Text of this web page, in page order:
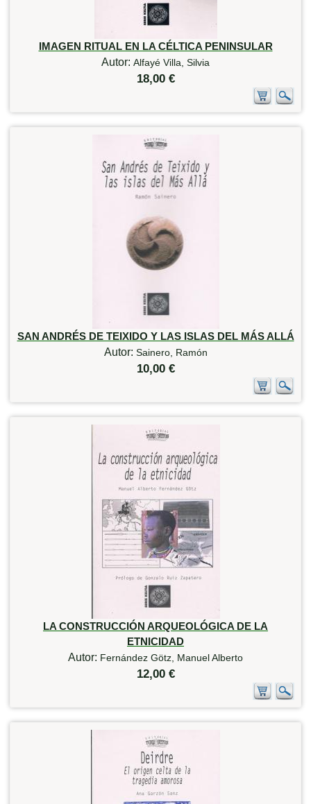
IMAGEN RITUAL EN LA CÉLTICA PENINSULAR
Autor: Alfayé Villa, Silvia
18,00 €
SAN ANDRÉS DE TEIXIDO Y LAS ISLAS DEL MÁS ALLÁ
Autor: Sainero, Ramón
10,00 €
LA CONSTRUCCIÓN ARQUEOLÓGICA DE LA
ETNICIDAD
Autor: Fernández Götz, Manuel Alberto
12,00 €